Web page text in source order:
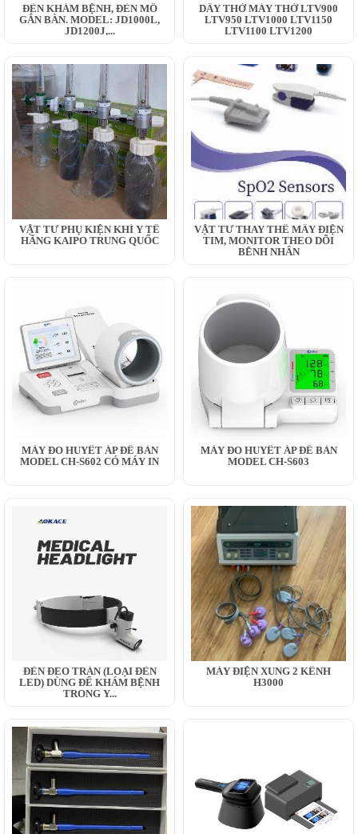
ĐÈN KHÁM BỆNH, ĐÈN MỔ
GẮN BÀN. MODEL: JD1000L,
JD1200J,...
DÂY THỞ MÁY THỞ LTV900
LTV950 LTV1000 LTV1150
LTV1100 LTV1200
VẬT TƯ PHỤ KIỆN KHÍ Y TẾ
HÃNG KAIPO TRUNG QUỐC
VẬT TƯ THAY THẾ MÂY ĐIỆN
TIM, MONITOR THEO DÕI
BỆNH NHÂN
MÁY ĐO HUYẾT ÁP ĐỂ BÀN
MODEL CH-S602 CÓ MÁY IN
MÁY ĐO HUYẾT ÁP ĐỂ BÀN
MODEL CH-S603
ĐÈN ĐEO TRÁN (LOẠI ĐÈN
LED) DÙNG ĐỂ KHÁM BỆNH
TRONG Y...
MÁY ĐIỆN XUNG 2 KÊNH
H3000